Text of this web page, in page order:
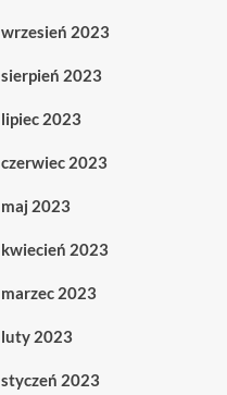
wrzesień 2023
sierpień 2023
lipiec 2023
czerwiec 2023
maj 2023
kwiecień 2023
marzec 2023
luty 2023
styczeń 2023